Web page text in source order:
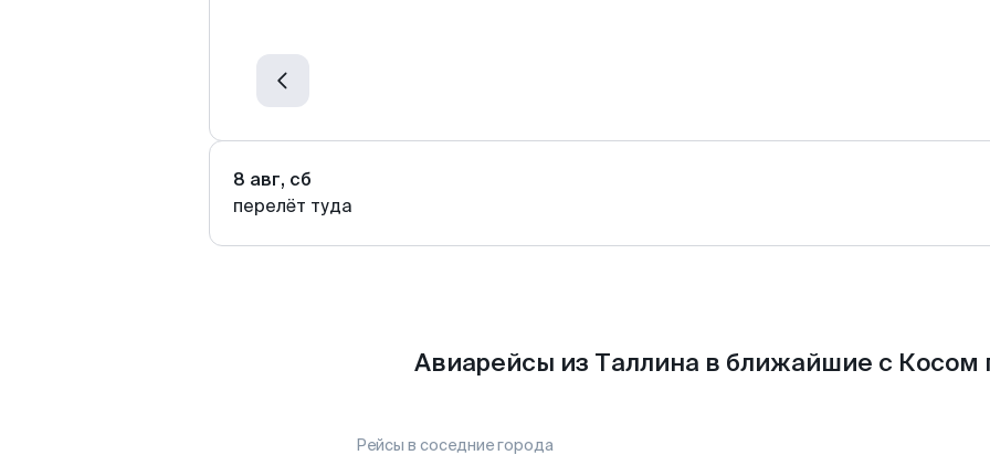
8 авг, сб
перелёт туда
Авиарейсы из Таллина в ближайшие с Косом
Рейсы в соседние города